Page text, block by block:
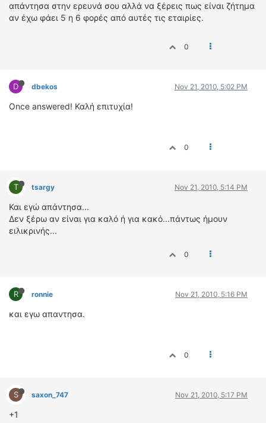
απάντησα στην ερευνά σου αλλά να ξέρεις πως είναι ζήτημα
αν έχω φάει 5 η 6 φορές από αυτές τις εταιρίες.
0
D dbekos Nov 21, 2010, 5:02 PM
Once answered! Καλή επιτυχία!
0
T tsargy Nov 21, 2010, 5:14 PM
Και εγώ απάντησα...
Δεν ξέρω αν είναι για καλό ή για κακό...πάντως ήμουν
ειλικρινής...
0
R ronnie Nov 21, 2010, 5:16 PM
και εγω απαντησα.
0
S saxon_747 Nov 21, 2010, 5:17 PM
+1
ΟΔΗΓΟΥΜΕ
ΑΡΧΕΙΟ ΤΕΥΧΩΝ